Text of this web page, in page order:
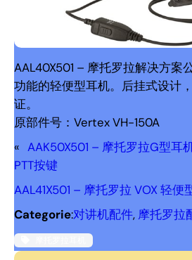
AAL40X501 – 摩托罗拉解决方案
功能的轻便型耳机。后挂式设计
证。
原部件号：Vertex VH-150A
« AAK50X501 – 摩托罗拉G型耳
PTT按键
AAL41X501 – 摩托罗拉 VOX 轻便
Categorie:对讲机配件, 摩托罗拉